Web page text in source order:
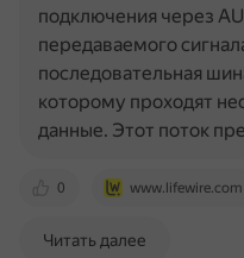
0 www.lifewire.com
подключения через
передаваемого
последовательная
которому проходят
данные. Этот поток
Читать далее